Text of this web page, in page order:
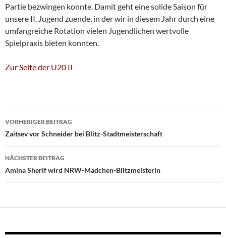
Partie bezwingen konnte. Damit geht eine solide Saison für
unsere II. Jugend zuende, in der wir in diesem Jahr durch eine
umfangreiche Rotation vielen Jugendlichen wertvolle
Spielpraxis bieten konnten.
Zur Seite der U20 II
Beitragsnavigation
VORHERIGER BEITRAG
Zaitsev vor Schneider bei Blitz-Stadtmeisterschaft
NÄCHSTER BEITRAG
Amina Sherif wird NRW-Mädchen-Blitzmeisterin